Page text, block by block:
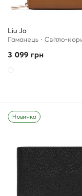
Liu Jo
3 099 грн
Новинка